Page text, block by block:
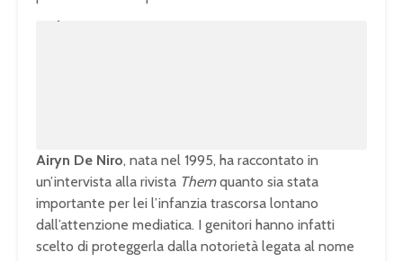
Airyn De Niro, nata nel 1995, ha raccontato in
un’intervista alla rivista Themquanto sia stata
importante per lei l’infanzia trascorsa lontano
dall’attenzione mediatica. I genitori hanno infatti
scelto di proteggerla dalla notorietà legata al nome